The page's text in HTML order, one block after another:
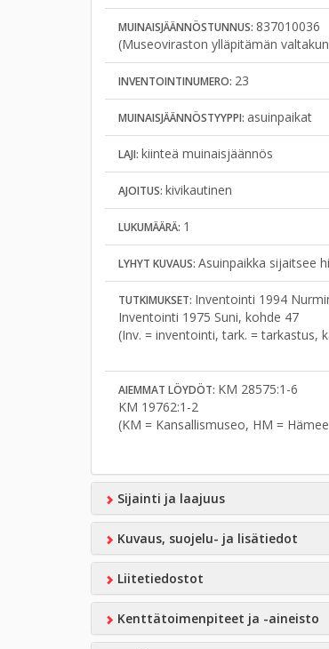
MUINAISJÄÄNNÖSTUNNUS: 837010036
(Museoviraston ylläpitämän
INVENTOINTINUMERO: 23
MUINAISJÄÄNNÖSTYYPPI: asuinpaikat
LAJI: kiinteä muinaisjäännös
AJOITUS: kivikautinen
LUKUMÄÄRÄ: 1
LYHYT KUVAUS: Asuinpaikka sijaitsee
TUTKIMUKSET: Inventointi 1994
Inventointi 1975 Suni, kohde 47
(Inv. = inventointi, tark. = tarkastus,
AIEMMAT LÖYDÖT: KM 28575:1-6
KM 19762:1-2
(KM = Kansallismuseo, HM =
Sijainti ja laajuus
Kuvaus, suojelu- ja lisätiedot
Liitetiedostot
Kenttätoimenpiteet ja -aineisto